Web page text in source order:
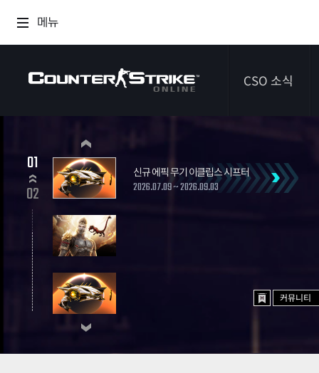
메뉴
CSO 소식
이벤트
신규 에픽 무기 이클립스 시프터
2026.07.09 ~ 2026.09.03
01
02
커뮤니티